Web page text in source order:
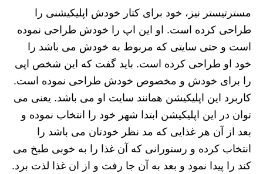
مسترتیستر نیز، خود برای کتار خودش اپلیکیشنی را
طراحی کرده است. او این اپ را خودش طراحی نموده
است و حتی سایتی که مربوط به خودش می باشد را
خود او طراحی کرده است. باید گفت که این شخص اپی
را برای خودش و مخصوص خودش طراحی نموده است.
کاربرد این اپلیکیشن همانند سایت او می باشد. یعنی می
توان در این اپلیکیشن ابتدا شهر خود را انتخاب نموده و
بعد از آن هر غذایی که مد نظر خودتان می باشد را
انتخاب کرده و رستورانی که آن غذا را به خوبی طبخ می
کند را پیدا نمود و بعد به آن جا رفت و از ان غذا لذت برد.